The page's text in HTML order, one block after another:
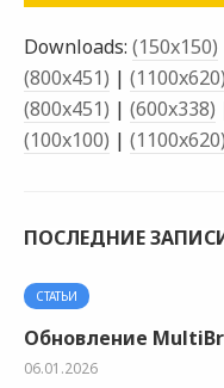
Downloads: (150x150)
(800x451) | (1100x620)
(800x451) | (600x338)
(100x100) | (1100x620)
ПОСЛЕДНИЕ
СТАТЬИ
Обновление
06.01.2026